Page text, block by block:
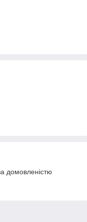
домовленістю